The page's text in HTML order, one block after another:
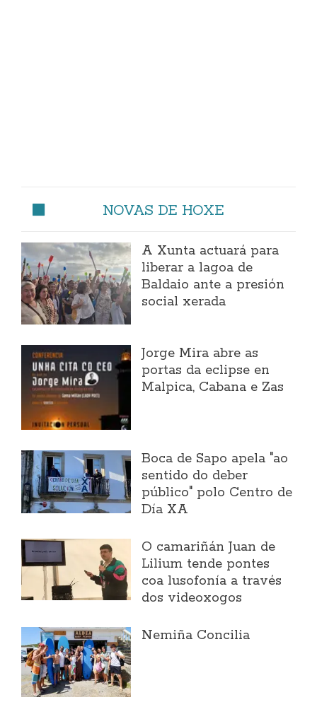
NOVAS DE HOXE
A Xunta actuará para
liberar a lagoa de
Baldaio ante a presión
social xerada
Jorge Mira abre as
portas da eclipse en
Malpica, Cabana e Zas
Boca de Sapo apela "ao
sentido do deber
público" polo Centro de
Día XA
O camariñán Juan de
Lilium tende pontes
coa lusofonía a través
dos videoxogos
Nemiña Concilia